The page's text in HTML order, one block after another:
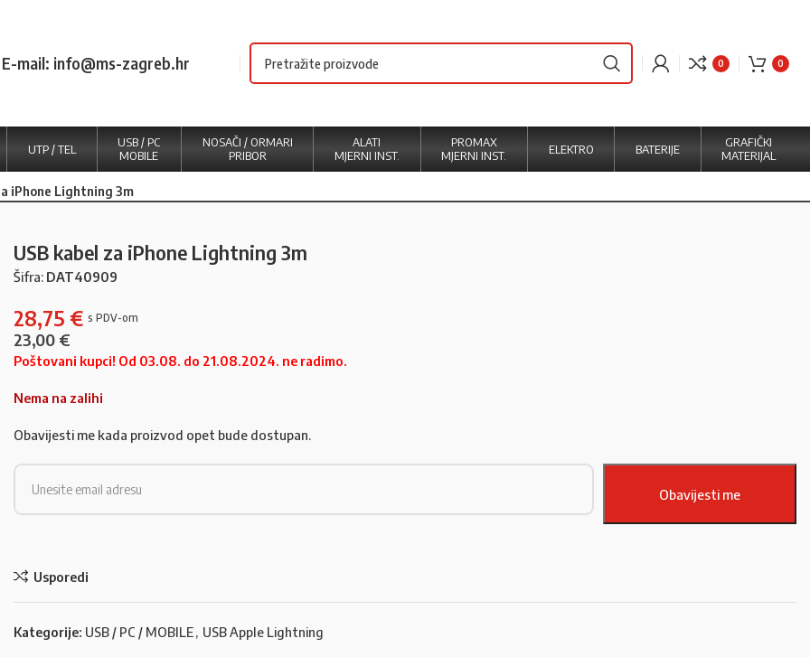
E-mail: info@ms-zagreb.hr 0 0
UTP / TEL
USB / PC
MOBILE
NOSAČI / ORMARI
PRIBOR
ALATI
MJERNI INST.
PROMAX
MJERNI INST.
ELEKTRO BATERIJE
GRAFIČKI
MATERIJAL
iPhone Lightning 3m
USB kabel za iPhone Lightning 3m
Šifra: DAT40909
28,75 €
23,00 €
Poštovani kupci! Od 03.08. do 21.08.2024. ne radimo.
Nema na zalihi
Obavijesti me kada proizvod opet bude dostupan.
Usporedi
Kategorije: USB / PC / MOBILE, USB Apple Lightning